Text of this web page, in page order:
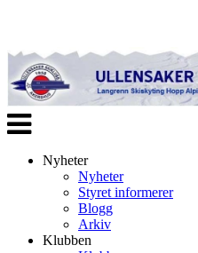
Veksle
navigasjon
Nyheter
Nyheter
Styret informerer
Blogg
Arkiv
Klubben